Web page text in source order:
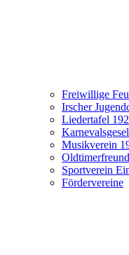
Freiwillige
Irscher
Liedertafel
Musikverein
Sportverein
Fördervereine